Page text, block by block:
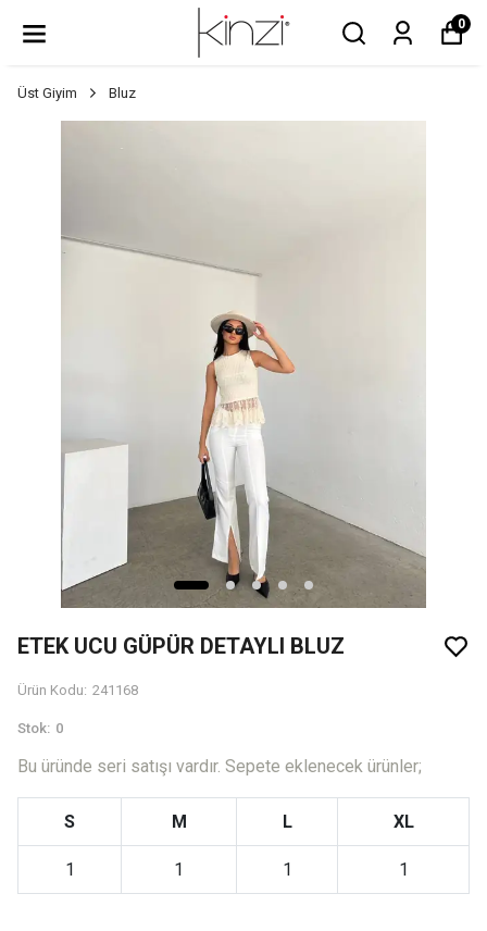
0
Üst Giyim Bluz
ETEK UCU GÜPÜR DETAYLI BLUZ
Ürün Kodu: 241168
Stok: 0
Bu üründe seri satışı vardır. Sepete eklenecek ürünler;
S M L XL
1 1 1 1